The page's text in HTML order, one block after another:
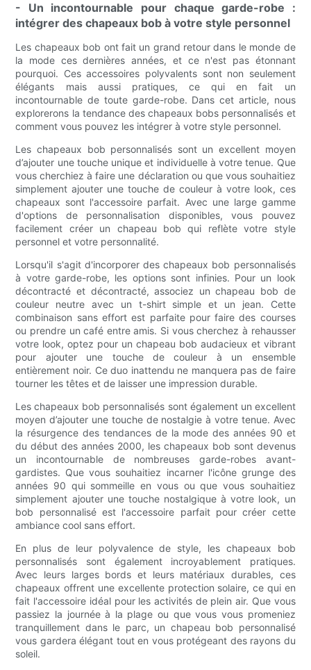
- Un incontournable pour chaque garde-robe :
intégrer des chapeaux bob à votre style personnel
Les chapeaux bob ont fait un grand retour dans le monde de
la mode ces dernières années, et ce n'est pas étonnant
pourquoi. Ces accessoires polyvalents sont non seulement
élégants mais aussi pratiques, ce qui en fait un
incontournable de toute garde-robe. Dans cet article, nous
explorerons la tendance des chapeaux bobs personnalisés et
comment vous pouvez les intégrer à votre style personnel.
Les chapeaux bob personnalisés sont un excellent moyen
d’ajouter une touche unique et individuelle à votre tenue. Que
vous cherchiez à faire une déclaration ou que vous souhaitiez
simplement ajouter une touche de couleur à votre look, ces
chapeaux sont l'accessoire parfait. Avec une large gamme
d'options de personnalisation disponibles, vous pouvez
facilement créer un chapeau bob qui reflète votre style
personnel et votre personnalité.
Lorsqu'il s'agit d'incorporer des chapeaux bob personnalisés
à votre garde-robe, les options sont infinies. Pour un look
décontracté et décontracté, associez un chapeau bob de
couleur neutre avec un t-shirt simple et un jean. Cette
combinaison sans effort est parfaite pour faire des courses
ou prendre un café entre amis. Si vous cherchez à rehausser
votre look, optez pour un chapeau bob audacieux et vibrant
pour ajouter une touche de couleur à un ensemble
entièrement noir. Ce duo inattendu ne manquera pas de faire
tourner les têtes et de laisser une impression durable.
Les chapeaux bob personnalisés sont également un excellent
moyen d’ajouter une touche de nostalgie à votre tenue. Avec
la résurgence des tendances de la mode des années 90 et
du début des années 2000, les chapeaux bob sont devenus
un incontournable de nombreuses garde-robes avant-
gardistes. Que vous souhaitiez incarner l'icône grunge des
années 90 qui sommeille en vous ou que vous souhaitiez
simplement ajouter une touche nostalgique à votre look, un
bob personnalisé est l'accessoire parfait pour créer cette
ambiance cool sans effort.
En plus de leur polyvalence de style, les chapeaux bob
personnalisés sont également incroyablement pratiques.
Avec leurs larges bords et leurs matériaux durables, ces
chapeaux offrent une excellente protection solaire, ce qui en
fait l'accessoire idéal pour les activités de plein air. Que vous
passiez la journée à la plage ou que vous vous promeniez
tranquillement dans le parc, un chapeau bob personnalisé
vous gardera élégant tout en vous protégeant des rayons du
soleil.